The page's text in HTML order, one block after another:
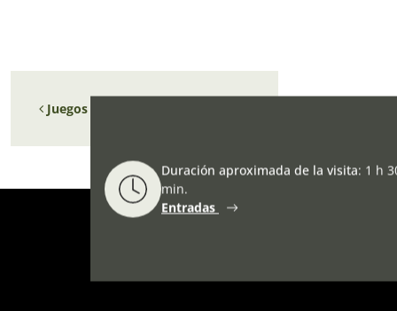
Navegación de entradas
Juegos cooperativos (noviembre)
Duración aproximada de la visita: 1 h
min.
Entradas